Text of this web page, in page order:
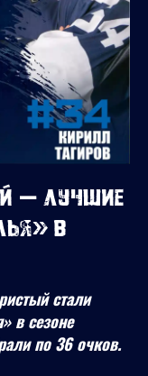
— лучшие
в
стали
в сезоне
по 36 очков.